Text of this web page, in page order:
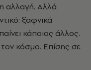
αλλαγή. Αλλά
ξαφνικά
κάποιος άλλος.
κόσμο. Επίσης σε